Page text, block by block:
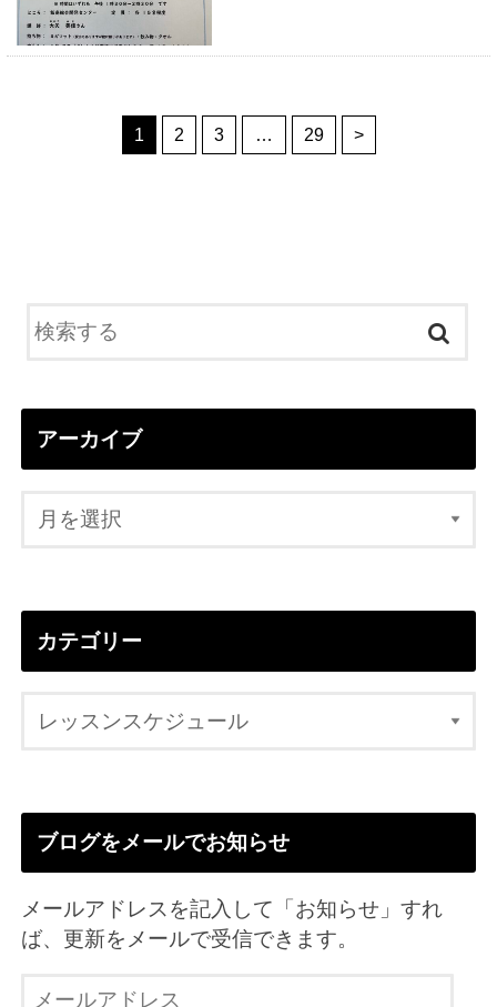
1 2 3 … 29 >
アーカイブ
カテゴリー
ブログをメールでお知らせ
メールアドレスを記入して「お知らせ」すれ
ば、更新をメールで受信できます。